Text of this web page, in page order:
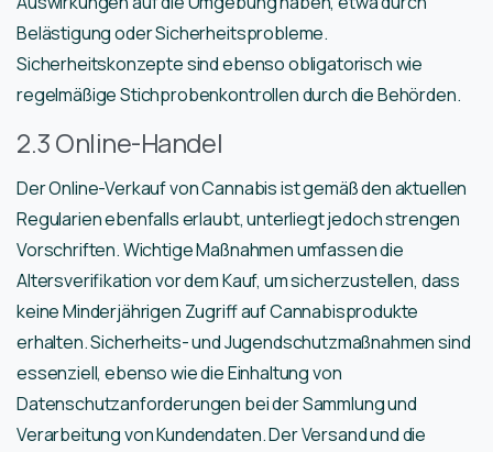
Belästigung oder Sicherheitsprobleme.
Sicherheitskonzepte sind ebenso obligatorisch wie
regelmäßige Stichprobenkontrollen durch die Behörden.
2.3 Online-Handel
Der Online-Verkauf von Cannabis ist gemäß den aktuellen
Regularien ebenfalls erlaubt, unterliegt jedoch strengen
Vorschriften. Wichtige Maßnahmen umfassen die
Altersverifikation vor dem Kauf, um sicherzustellen, dass
keine Minderjährigen Zugriff auf Cannabisprodukte
erhalten. Sicherheits- und Jugendschutzmaßnahmen sind
essenziell, ebenso wie die Einhaltung von
Datenschutzanforderungen bei der Sammlung und
Verarbeitung von Kundendaten. Der Versand und die